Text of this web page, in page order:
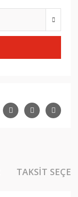
TAKSIT